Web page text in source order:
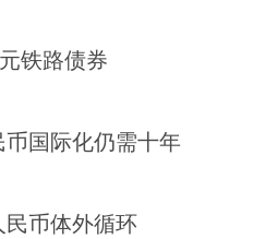
铁路债券
国际化仍需十年
币体外循环